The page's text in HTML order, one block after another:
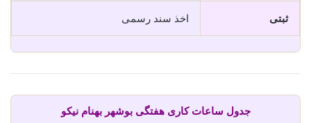
ثبتی اخذ سند رسمی
جدول ساعات کاری هفتگی بوشهر بهنام نیکو